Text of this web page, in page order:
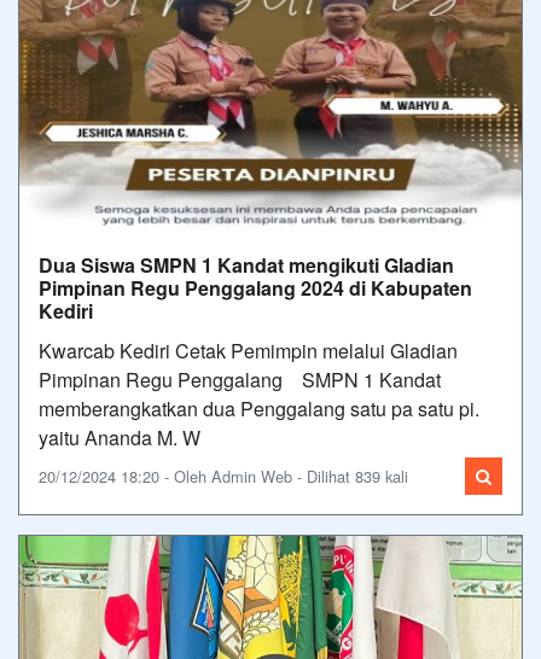
Dua Siswa SMPN 1 Kandat mengikuti Gladian
Pimpinan Regu Penggalang 2024 di Kabupaten
Kediri
Kwarcab Kediri Cetak Pemimpin melalui Gladian
Pimpinan Regu Penggalang SMPN 1 Kandat
memberangkatkan dua Penggalang satu pa satu pi.
yaitu Ananda M. W
20/12/2024 18:20 - Oleh Admin Web - Dilihat 839 kali